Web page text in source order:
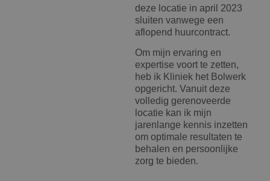
deze locatie in april 2023
sluiten vanwege een
aflopend huurcontract.
Om mijn ervaring en
expertise voort te zetten,
heb ik Kliniek het Bolwerk
opgericht. Vanuit deze
volledig gerenoveerde
locatie kan ik mijn
jarenlange kennis inzetten
om optimale resultaten te
behalen en persoonlijke
zorg te bieden.